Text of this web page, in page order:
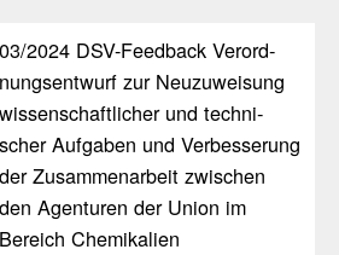
03/​2024 DSV-Feed­back Verord­
nungs­ent­wurf zur Neuzu­wei­sung
wissen­schaft­li­cher und tech­ni­
scher Aufgaben und Verbes­se­rung
der Zusam­men­ar­beit zwischen
den Agen­turen der Union im
Bereich Chemi­ka­lien